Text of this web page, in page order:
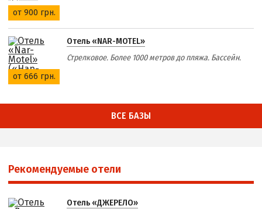
от 900 грн.
от 666 грн.
Отель «NAR-MOTEL»
Стрелковое. Более 1000 метров до пляжа. Бассейн.
ВСЕ БАЗЫ
Рекомендуемые отели
Отель «ДЖЕРЕЛО»